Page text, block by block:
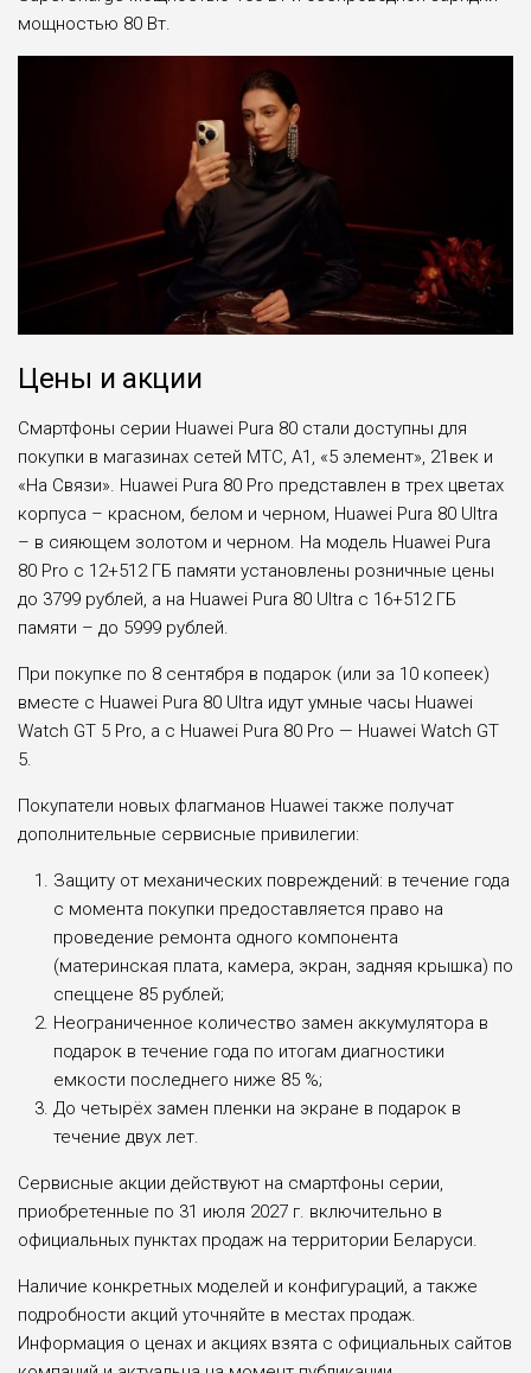
мощностью 80 Вт.
Цены и акции
Смартфоны серии Huawei Pura 80 стали доступны для
покупки в магазинах сетей МТС, А1, «5 элемент», 21век и
«На Связи». Huawei Pura 80 Pro представлен в трех цветах
корпуса – красном, белом и черном, Huawei Pura 80 Ultra
– в сияющем золотом и черном. На модель Huawei Pura
80 Pro с 12+512 ГБ памяти установлены розничные цены
до 3799 рублей, а на Huawei Pura 80 Ultra с 16+512 ГБ
памяти – до 5999 рублей.
При покупке по 8 сентября в подарок (или за 10 копеек)
вместе с Huawei Pura 80 Ultra идут умные часы Huawei
Watch GT 5 Pro, а с Huawei Pura 80 Pro — Huawei Watch GT
5.
Покупатели новых флагманов Huawei также получат
дополнительные сервисные привилегии:
Защиту от механических повреждений: в течение года
с момента покупки предоставляется право на
проведение ремонта одного компонента
(материнская плата, камера, экран, задняя крышка) по
спеццене 85 рублей;
Неограниченное количество замен аккумулятора в
подарок в течение года по итогам диагностики
емкости последнего ниже 85 %;
До четырёх замен пленки на экране в подарок в
течение двух лет.
Сервисные акции действуют на смартфоны серии,
приобретенные по 31 июля 2027 г. включительно в
официальных пунктах продаж на территории Беларуси.
Наличие конкретных моделей и конфигураций, а также
подробности акций уточняйте в местах продаж.
Информация о ценах и акциях взята с официальных сайтов